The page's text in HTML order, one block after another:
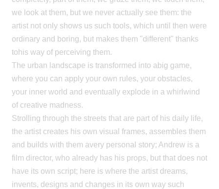
we look at them, but we never actually see them: the
artist not only shows us such tools, which until then were
ordinary and boring, but makes them "different" thanks
tohis way of perceiving them.
The urban landscape is transformed into abig game,
where you can apply your own rules, your obstacles,
your inner world and eventually explode in a whirlwind
of creative madness.
Strolling through the streets that are part of his daily life,
the artist creates his own visual frames, assembles them
and builds with them avery personal story; Andrew is a
film director, who already has his props, but that does not
have its own script; here is where the artist dreams,
invents, designs and changes in its own way such